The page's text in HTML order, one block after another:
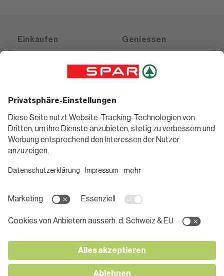
Einkaufen
Gutscheine
Geniessen
Weinwelt
Bierwelt
Informieren
Teilnahmebedingungen
Pressemitteilungen
Karriere bei SPAR
Kontakt
Folge uns